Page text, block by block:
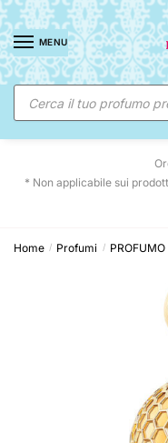
Skip
to
navigation
Skip
to
content
MENU
Ricerca
prodotti
☀️ SUNNY
* Non applicabile sui
Home / Profumi /